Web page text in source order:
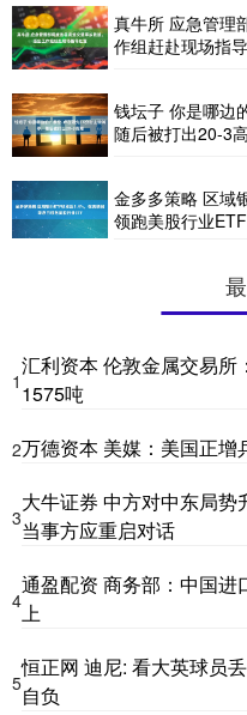
真牛所 应急管理
作组赶赴现场指
钱坛子 你是哪边
随后被打出20-3
金多多策略 区域
领跑美股行业ETF
1
汇利资本 伦敦金属交易
1575吨
2万德资本 美媒：美国正增
3
大牛证券 中方对中东局
当事方应重启对话
4
通盈配资 商务部：中国进
上
5
恒正网 迪尼: 看大英球员
自负